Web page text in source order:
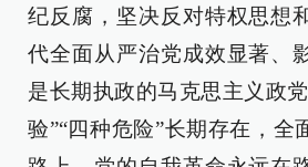
纪反腐，坚决反对特权思想
代全面从严治党成效显著、
是长期执政的马克思主义政
验”“四种危险”长期存在，全